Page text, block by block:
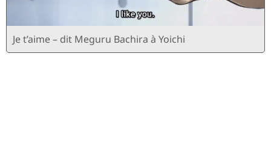
Je t’aime – dit Meguru Bachira à Yoichi